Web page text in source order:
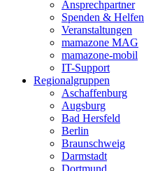
Ansprechpartner
Spenden & Helfen
Veranstaltungen
mamazone MAG
mamazone-mobil
IT-Support
Regionalgruppen
Aschaffenburg
Augsburg
Bad Hersfeld
Berlin
Braunschweig
Darmstadt
Dortmund